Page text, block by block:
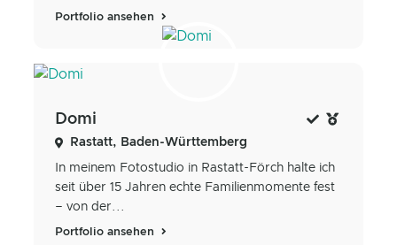
Portfolio ansehen
Domi
Rastatt, Baden-Württemberg
In meinem Fotostudio in Rastatt-Förch halte ich
seit über 15 Jahren echte Familienmomente fest
– von der...
Portfolio ansehen